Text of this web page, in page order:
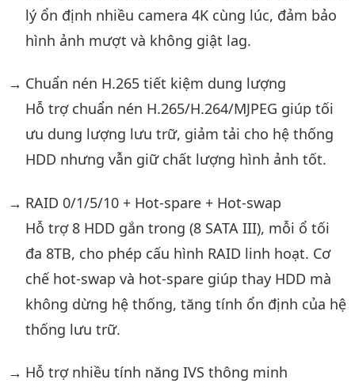
lý ổn định nhiều camera 4K cùng lúc, đảm bảo
hình ảnh mượt và không giật lag.
Chuẩn nén H.265 tiết kiệm dung lượng
Hỗ trợ chuẩn nén H.265/H.264/MJPEG giúp tối
ưu dung lượng lưu trữ, giảm tải cho hệ thống
HDD nhưng vẫn giữ chất lượng hình ảnh tốt.
RAID 0/1/5/10 + Hot-spare + Hot-swap
Hỗ trợ 8 HDD gắn trong (8 SATA III), mỗi ổ tối
đa 8TB, cho phép cấu hình RAID linh hoạt. Cơ
chế hot-swap và hot-spare giúp thay HDD mà
không dừng hệ thống, tăng tính ổn định của hệ
thống lưu trữ.
Hỗ trợ nhiều tính năng IVS thông minh